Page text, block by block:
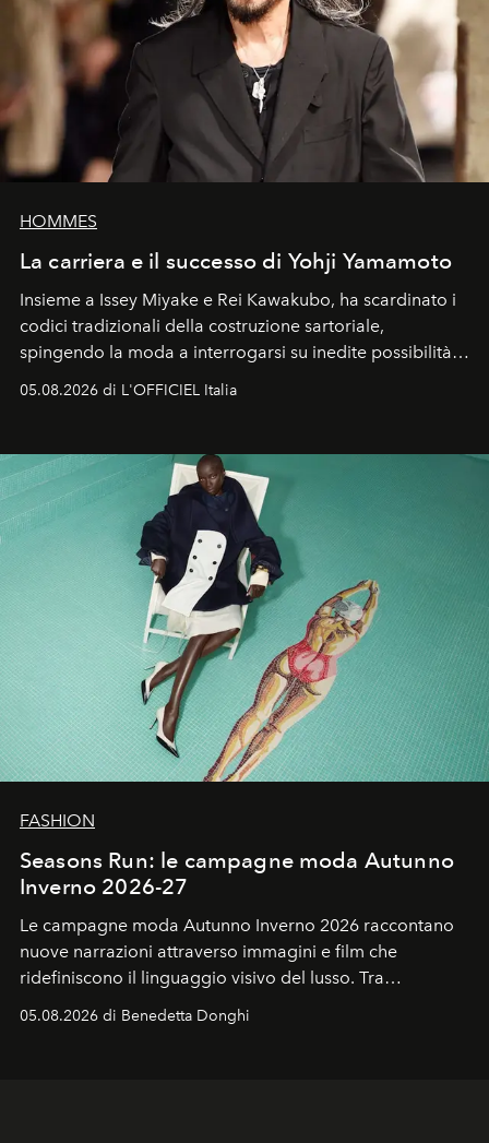
HOMMES
La carriera e il successo di Yohji Yamamoto
Insieme a Issey Miyake e Rei Kawakubo, ha scardinato i
codici tradizionali della costruzione sartoriale,
spingendo la moda a interrogarsi su inedite possibilità
formali e a ridefinire il concetto stesso di silhouette.
un’impronta indelebile nella storia della moda.
05.08.2026 di L'OFFICIEL Italia
FASHION
Seasons Run: le campagne moda Autunno
Inverno 2026-27
Le campagne moda Autunno Inverno 2026 raccontano
nuove narrazioni attraverso immagini e film che
ridefiniscono il linguaggio visivo del lusso. Tra
protagonisti del cinema, volti della cultura
contemporanea e storytelling d'autore, le maison
05.08.2026 di Benedetta Donghi